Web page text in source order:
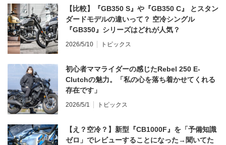
【比較】『GB350 S』や『GB350 C』 とスタン
ダードモデルの違いって？ 空冷シングル
『GB350』シリーズはどれが人気？
2026/5/10 トピックス
初心者ママライダーの感じたRebel 250 E-
Clutchの魅力。「私の心を落ち着かせてくれる
存在です」
2026/5/1 トピックス
【え？空冷？】新型『CB1000F』を「予備知識
ゼロ」でレビューすることになった→聞いてた